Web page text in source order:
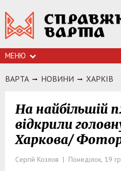
МЕНЮ
ВАРТА НОВИНИ ХАРКIВ
На найбільшій
відкрили
Харкова/
Сергій Козлов | Понеділок, 19